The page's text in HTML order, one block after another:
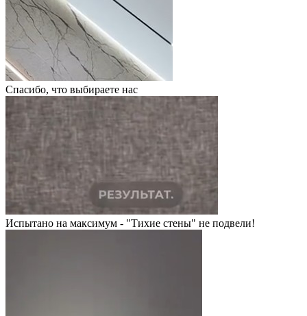
Спасибо, что выбираете нас
Испытано на максимум - "Тихие стены" не подвели!